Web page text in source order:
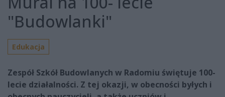
"Budowlanki"
Edukacja
Zespół Szkół Budowlanych w Radomiu świętuje 100-
lecie działalności. Z tej okazji, w obecności byłych i